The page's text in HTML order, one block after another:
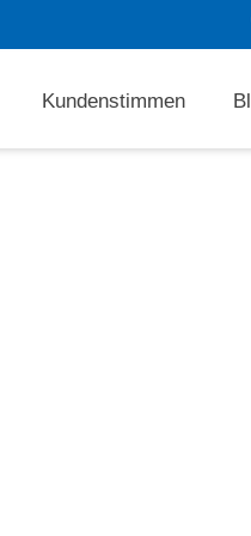
Kundenstimmen